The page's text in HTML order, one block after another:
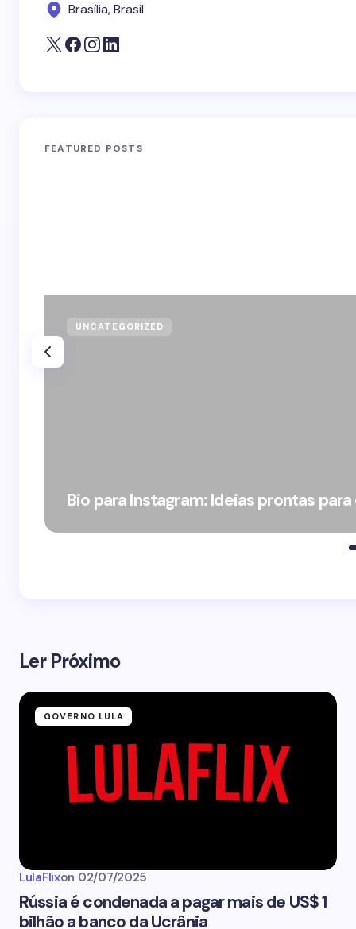
Brasília, Brasil
FEATURED POSTS
UNCATEGORIZED
Bio para Instagram: Ideias prontas
Ler Próximo
GOVERNO LULA
LulaFlixon 02/07/2025
Rússia é condenada a pagar mais de US$ 1
bilhão a banco da Ucrânia